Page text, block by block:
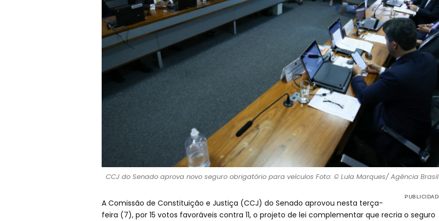
CCJ do Senado aprova novo seguro obrigatório para veículos Foto: © Lula Marques/ Agência Brasil
A Comissão de Constituição e Justiça (CCJ) do Senado aprovou nesta terça-
feira (7), por 15 votos favoráveis contra 11, o projeto de lei complementar que recria o seguro